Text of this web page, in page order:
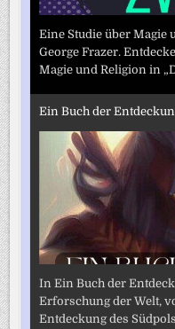
Eine Studie über Magie
George Frazer.
Magie und Religion in
Ein Buch der
In Ein Buch der
Erforschung der Welt,
Entdeckung des